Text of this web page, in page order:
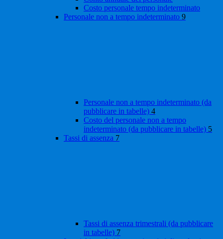
Costo personale tempo indeterminato
Personale non a tempo indeterminato 9
Personale non a tempo indeterminato (da
pubblicare in tabelle) 4
Costo del personale non a tempo
indeterminato (da pubblicare in tabelle) 5
Tassi di assenza 7
Tassi di assenza trimestrali (da pubblicare
in tabelle) 7